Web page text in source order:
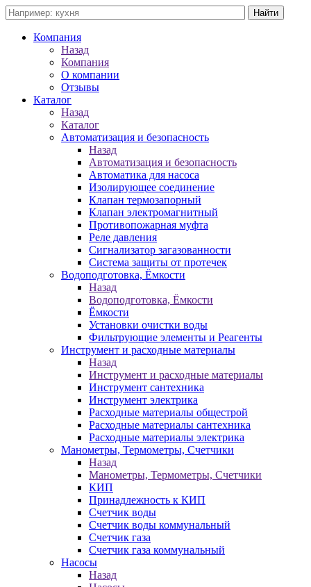
Компания
Назад
Компания
О компании
Отзывы
Каталог
Назад
Каталог
Автоматизация и безопасность
Назад
Автоматизация и безопасность
Автоматика для насоса
Изолирующее соединение
Клапан термозапорный
Клапан электромагнитный
Противопожарная муфта
Реле давления
Сигнализатор загазованности
Система защиты от протечек
Водоподготовка, Ёмкости
Назад
Водоподготовка, Ёмкости
Ёмкости
Установки очистки воды
Фильтрующие элементы и Реагенты
Инструмент и расходные материалы
Назад
Инструмент и расходные материалы
Инструмент сантехника
Инструмент электрика
Расходные материалы общестрой
Расходные материалы сантехника
Расходные материалы электрика
Манометры, Термометры, Счетчики
Назад
Манометры, Термометры, Счетчики
КИП
Принадлежность к КИП
Счетчик воды
Счетчик воды коммунальный
Счетчик газа
Счетчик газа коммунальный
Насосы
Назад